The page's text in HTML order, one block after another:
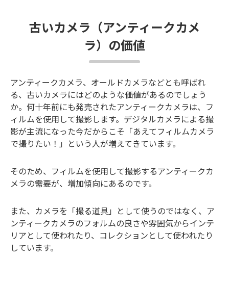
古いカメラ（アンティークカメ
ラ）の価値
アンティークカメラ、オールドカメラなどとも呼ばれ
る、古いカメラにはどのような価値があるのでしょう
か。何十年前にも発売されたアンティークカメラは、フ
ィルムを使用して撮影します。デジタルカメラによる撮
影が主流になった今だからこそ「あえてフィルムカメラ
で撮りたい！」という人が増えてきています。
そのため、フィルムを使用して撮影するアンティークカ
メラの需要が、増加傾向にあるのです。
また、カメラを「撮る道具」として使うのではなく、ア
ンティークカメラのフォルムの良さや雰囲気からインテ
リアとして使われたり、コレクションとして使われたり
しています。